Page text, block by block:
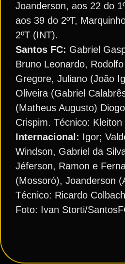
Joanderson, aos 22 do
aos 39 do 2ºT,
2ºT (INT).
Santos FC: Gabriel
Bruno Leonardo,
Gregore, Juliano (João
Oliveira (Gabriel
(Matheus Augusto)
Crispim. Técnico: Kleiton
Internacional: Igor;
Windson, Gabriel da
Jéferson, Ramon e
(Mossoró), Joanderson
Técnico: Ricardo
Foto: Ivan Storti/